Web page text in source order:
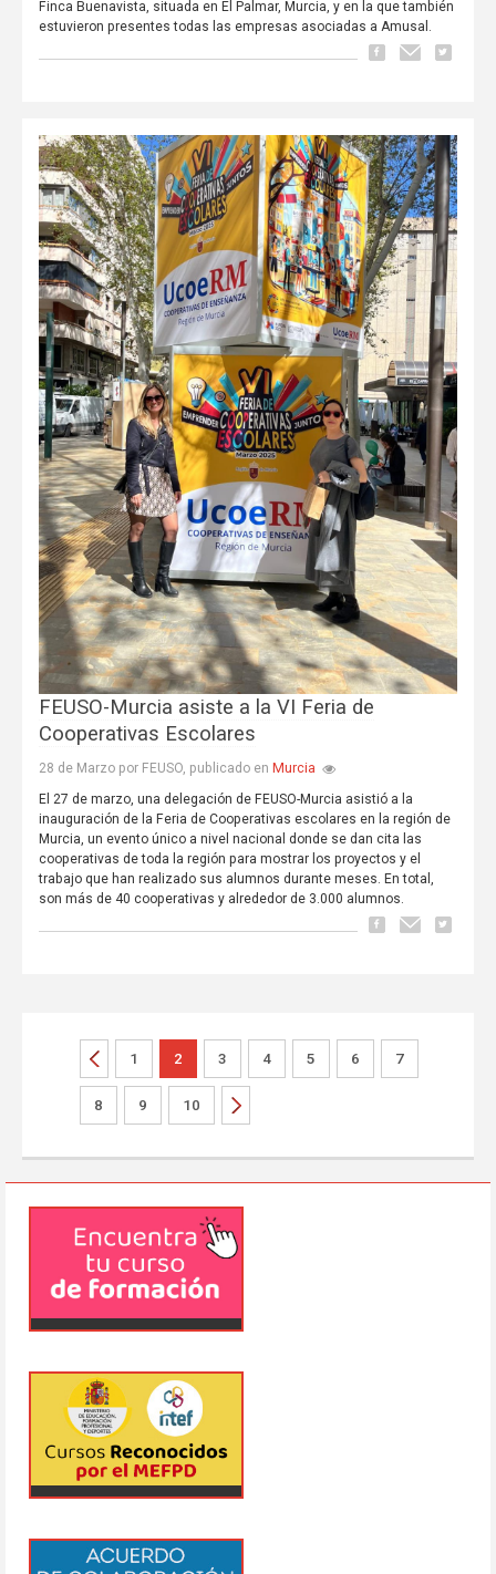
Finca Buenavista, situada en El Palmar, Murcia, y en la que también
estuvieron presentes todas las empresas asociadas a Amusal.
FEUSO-Murcia asiste a la VI Feria de
Cooperativas Escolares
28 de Marzo por FEUSO, publicado en Murcia
El 27 de marzo, una delegación de FEUSO-Murcia asistió a la
inauguración de la Feria de Cooperativas escolares en la región de
Murcia, un evento único a nivel nacional donde se dan cita las
cooperativas de toda la región para mostrar los proyectos y el
trabajo que han realizado sus alumnos durante meses. En total,
son más de 40 cooperativas y alrededor de 3.000 alumnos.
1 2 3 4 5 6 7
8 9 10